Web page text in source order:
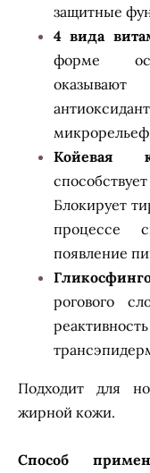
защитные
4 вида
форме
Койевая
Блокирует
процессе
появление
рогового
Подходит для
жирной кожи.
Способ